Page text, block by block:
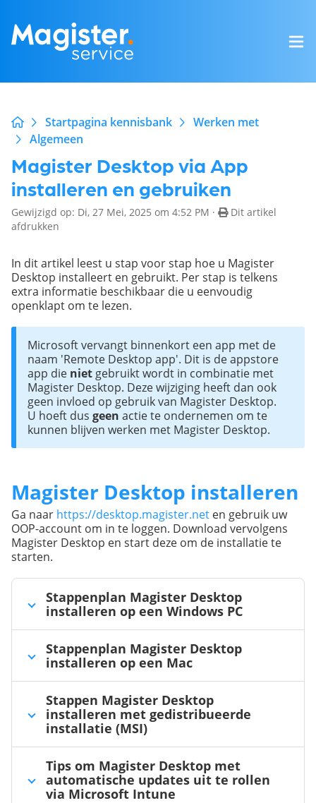
Startpagina kennisbank
Werken met
Algemeen
Magister Desktop via App
installeren en gebruiken
Gewijzigd op: Di, 27 Mei, 2025 om 4:52 PM ·
Dit artikel
afdrukken
In dit artikel leest u stap voor stap hoe u Magister
Desktop installeert en gebruikt. Per stap is telkens
extra informatie beschikbaar die u eenvoudig
openklapt om te lezen.
Microsoft vervangt binnenkort een app met de
naam 'Remote Desktop app'. Dit is de appstore
app die niet gebruikt wordt in combinatie met
Magister Desktop. Deze wijziging heeft dan ook
geen invloed op gebruik van Magister Desktop.
U hoeft dus geen actie te ondernemen om te
kunnen blijven werken met Magister Desktop.
Magister Desktop installeren
Ga naar https://desktop.magister.net en gebruik uw
OOP-account om in te loggen. Download vervolgens
Magister Desktop en start deze om de installatie te
starten.
Stappenplan Magister Desktop
installeren op een Windows PC
Stappenplan Magister Desktop
installeren op een Mac
Stappen Magister Desktop
installeren met gedistribueerde
installatie (MSI)
Tips om Magister Desktop met
automatische updates uit te rollen
via Microsoft Intune